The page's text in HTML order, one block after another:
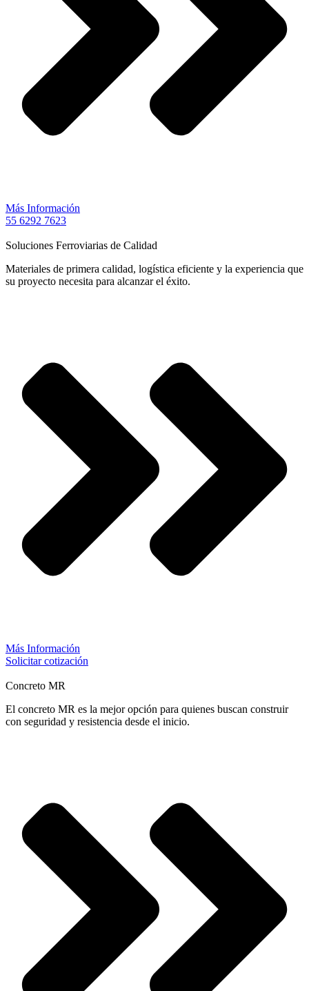
Más Información
55 6292 7623
Soluciones Ferroviarias de Calidad
Materiales de primera calidad, logística eficiente y la experiencia que
su proyecto necesita para alcanzar el éxito.
Más Información
Solicitar cotización
Concreto MR
El concreto MR es la mejor opción para quienes buscan construir
con seguridad y resistencia desde el inicio.